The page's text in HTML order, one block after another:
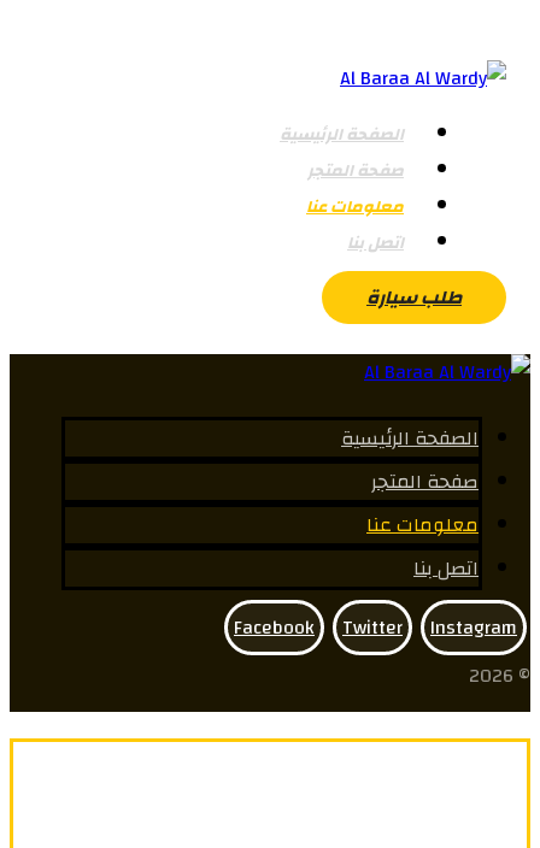
الصفحة الرئيسية
صفحة المتجر
معلومات عنا
اتصل بنا
طلب سيارة
الصفحة الرئيسية
صفحة المتجر
معلومات عنا
اتصل بنا
Facebook
Twitter
Instagram
© 2026